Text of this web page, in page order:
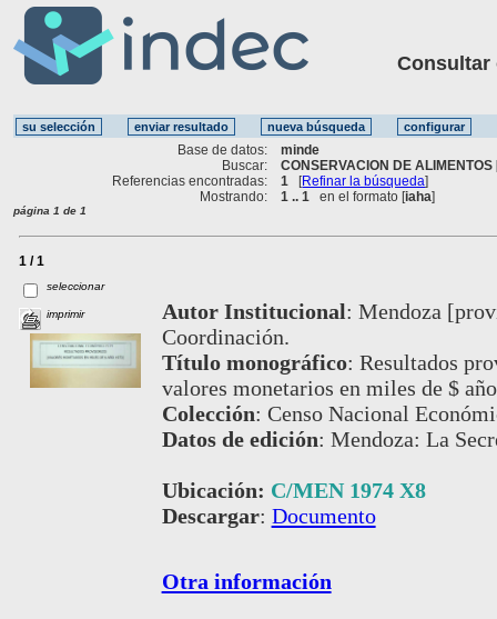
Consultar
Base de datos:
minde
Buscar:
CONSERVACION DE ALIMENTOS
Referencias encontradas:
1 [Refinar la búsqueda]
Mostrando:
1 .. 1 en el formato [iaha]
página 1 de 1
1 / 1
seleccionar
imprimir Autor Institucional: Mendoza
Coordinación.
Título monográfico: Resultados
valores monetarios en miles de $
Colección: Censo Nacional
Datos de edición: Mendoza: La
Ubicación: C/MEN 1974 X8
Descargar: Documento
Otra información